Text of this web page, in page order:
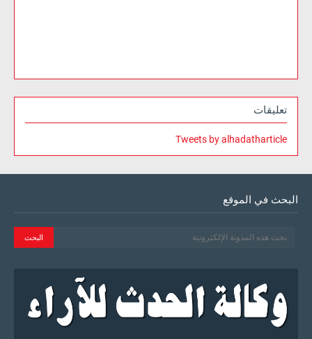
تعليقات
Tweets by alhadatharticle
البحث في الموقع